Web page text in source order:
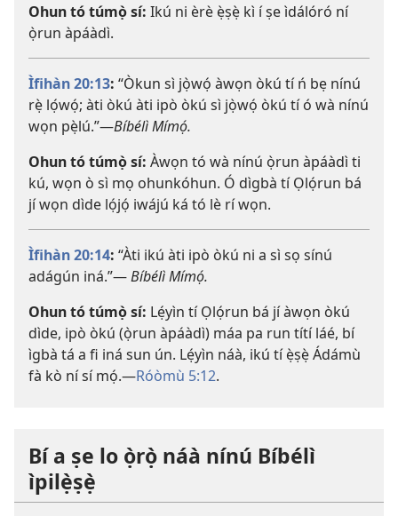
Ohun tó túmọ̀ sí: Ikú ni èrè ẹ̀ṣẹ̀ kì í ṣe ìdálóró ní
ọ̀run àpáàdì.
Ìfihàn 20:13: “Òkun sì jọ̀wọ́ àwọn òkú tí ń bẹ nínú
rẹ̀ lọ́wọ́; àti òkú àti ipò òkú sì jọ̀wọ́ òkú tí ó wà nínú
wọn pẹ̀lú.”​—Bíbélì Mímọ́.
Ohun tó túmọ̀ sí: Àwọn tó wà nínú ọ̀run àpáàdì ti
kú, wọn ò sì mọ ohunkóhun. Ó dìgbà tí Ọlọ́run bá
jí wọn dìde lọ́jọ́ iwájú ká tó lè rí wọn.
Ìfihàn 20:14: “Àti ikú àti ipò òkú ni a sì sọ sínú
adágún iná.”​—Bíbélì Mímọ́.
Ohun tó túmọ̀ sí: Lẹ́yìn tí Ọlọ́run bá jí àwọn òkú
dìde, ipò òkú (ọ̀run àpáàdì) máa pa run títí láé, bí
ìgbà tá a fi iná sun ún. Lẹ́yìn náà, ikú tí ẹ̀ṣẹ̀ Ádámù
fà kò ní sí mọ́.​—Róòmù 5:12.
Bí a ṣe lo ọ̀rọ̀ náà nínú Bíbélì
ìpilẹ̀ṣẹ̀